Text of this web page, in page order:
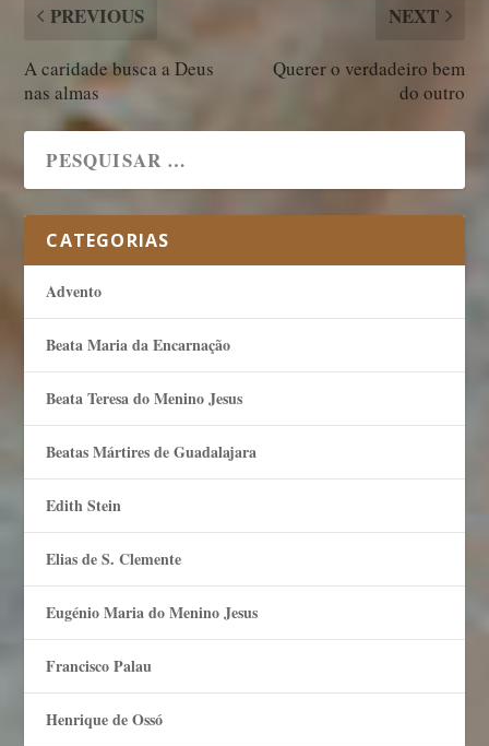
PREVIOUS
A caridade busca a Deus
nas almas
NEXT
Querer o verdadeiro bem
do outro
CATEGORIAS
Advento
Beata Maria da Encarnação
Beata Teresa do Menino Jesus
Beatas Mártires de Guadalajara
Edith Stein
Elias de S. Clemente
Eugénio Maria do Menino Jesus
Francisco Palau
Henrique de Ossó